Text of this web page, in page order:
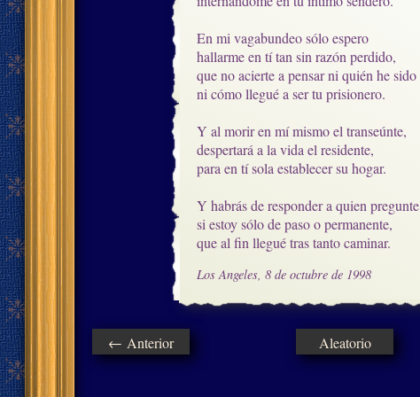
En mi vagabundeo sólo espero
hallarme en tí tan sin razón perdido,
que no acierte a pensar ni quién he sido
ni cómo llegué a ser tu prisionero.
Y al morir en mí mismo el transeúnte,
despertará a la vida el residente,
para en tí sola establecer su hogar.
Y habrás de responder a quien pregunte
si estoy sólo de paso o permanente,
que al fin llegué tras tanto caminar.
Los Angeles, 8 de octubre de 1998
← Anterior Aleatorio